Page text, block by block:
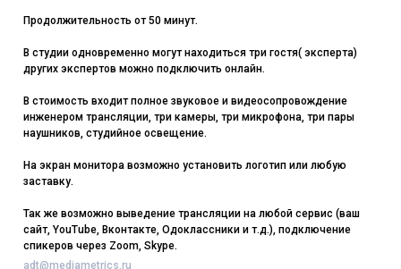
Продолжительность от 50 минут.
В студии одновременно могут находиться три гостя( эксперта)
других экспертов можно подключить онлайн.
В стоимость входит полное звуковое и видеосопровождение
инженером трансляции, три камеры, три микрофона, три пары
наушников, студийное освещение.
На экран монитора возможно установить логотип или любую
заставку.
Так же возможно выведение трансляции на любой сервис (ваш
сайт, YouTube, Вконтакте, Одоклассники и т.д.), подключение
спикеров через Zoom, Skype.
adt@mediametrics.ru